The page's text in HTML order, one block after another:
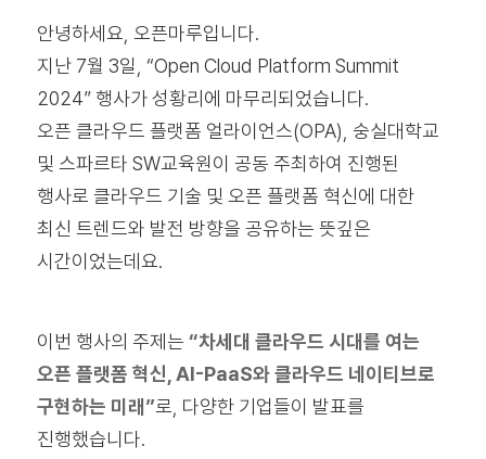
안녕하세요, 오픈마루입니다.
지난 7월 3일, “Open Cloud Platform Summit
2024” 행사가 성황리에 마무리되었습니다.
오픈 클라우드 플랫폼 얼라이언스(OPA), 숭실대학교
및 스파르타 SW교육원이 공동 주최하여 진행된
행사로 클라우드 기술 및 오픈 플랫폼 혁신에 대한
최신 트렌드와 발전 방향을 공유하는 뜻깊은
시간이었는데요.
이번 행사의 주제는 “차세대 클라우드 시대를 여는
오픈 플랫폼 혁신, AI-PaaS와 클라우드 네이티브로
구현하는 미래”로, 다양한 기업들이 발표를
진행했습니다.